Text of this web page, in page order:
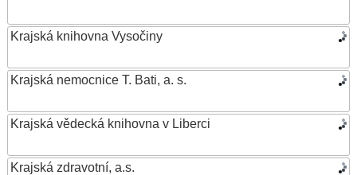
Krajská knihovna Vysočiny
Krajská nemocnice T. Bati, a. s.
Krajská vědecká knihovna v Liberci
Krajská zdravotní, a.s.